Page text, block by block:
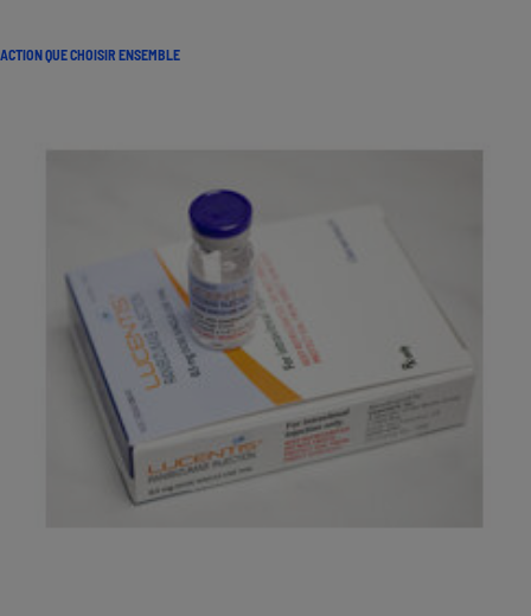
ACTION QUE CHOISIR ENSEMBLE